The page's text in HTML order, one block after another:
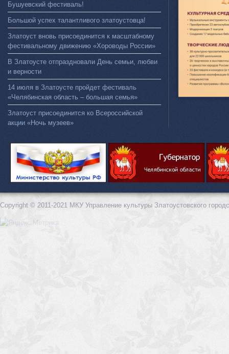
Бушуевский фестиваль!
Большой успех талантливого златоустовца!
Златоуст вновь присоединится к масштабному
фестивальному движению «Хороводы России»
В Златоусте отпраздновали День семьи, любви
и верности
14 июля в Златоусте пройдет фестиваль
«Челябинская область – большая семья»
Златоуст присоединится ко Всероссийской
акции «Ночь музеев»
Copyright © 2011-2021 МКУ Управление культуры Златоустовского